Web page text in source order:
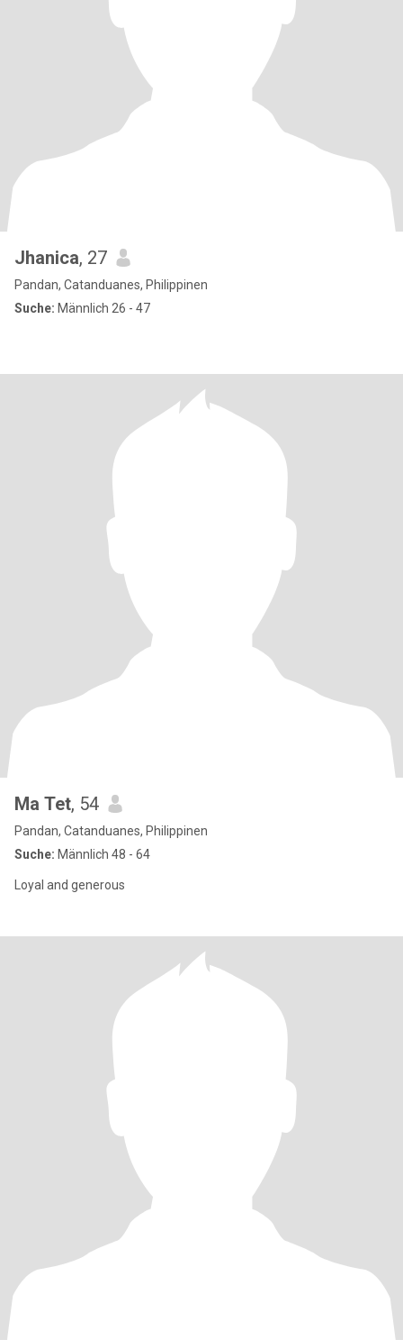
Jhanica, 27
Pandan, Catanduanes, Philippinen
Suche: Männlich 26 - 47
Ma Tet, 54
Pandan, Catanduanes, Philippinen
Suche: Männlich 48 - 64
Loyal and generous